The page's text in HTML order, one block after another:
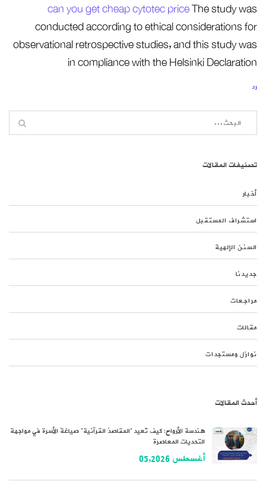
can you get cheap cytotec priceThe study was
conducted according to ethical considerations for
observational retrospective studies, and this study was
in compliance with the Helsinki Declaration
رد
تصنيفات المقالات
أخبار
استشراف المستقبل
السنن الإلهية
جديدنا
مراجعات
مقالات
نوازل ومستجدات
أحدث المقالات
هندسة الأرواح: كيف تُعيد “المقاصدُ القرآنية” صياغةَ الأسرة في مواجهة
التحديات المعاصرة
أغسطس 05,2026